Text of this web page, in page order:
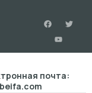
почта: